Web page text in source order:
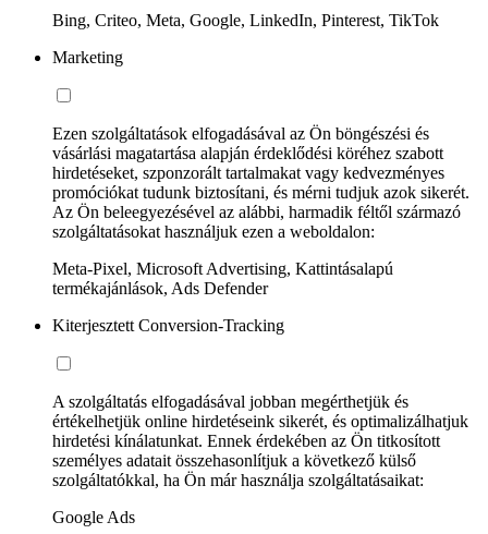
Bing, Criteo, Meta, Google, LinkedIn, Pinterest, TikTok
Marketing
Ezen szolgáltatások elfogadásával az Ön böngészési és
vásárlási magatartása alapján érdeklődési köréhez szabott
hirdetéseket, szponzorált tartalmakat vagy kedvezményes
promóciókat tudunk biztosítani, és mérni tudjuk azok sikerét.
Az Ön beleegyezésével az alábbi, harmadik féltől származó
szolgáltatásokat használjuk ezen a weboldalon:
Meta-Pixel, Microsoft Advertising, Kattintásalapú
termékajánlások, Ads Defender
Kiterjesztett Conversion-Tracking
A szolgáltatás elfogadásával jobban megérthetjük és
értékelhetjük online hirdetéseink sikerét, és optimalizálhatjuk
hirdetési kínálatunkat. Ennek érdekében az Ön titkosított
személyes adatait összehasonlítjuk a következő külső
szolgáltatókkal, ha Ön már használja szolgáltatásaikat:
Google Ads